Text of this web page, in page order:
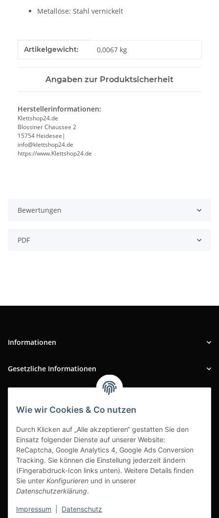
Wie wir Cookies & Co nutzen
Durch Klicken auf „Alle akzeptieren“ gestatten Sie den
Einsatz folgender Dienste auf unserer Website:
ReCaptcha, Google Analytics 4, Google Ads Conversion
Tracking. Sie können die Einstellung jederzeit ändern
(Fingerabdruck-Icon links unten). Weitere Details finden
Sie unter Konfigurieren und in unserer
Datenschutzerklärung.
Impressum Datenschutz
Metallöse: Stahl vernickelt
Produkteigenschaft
Wert
Artikelgewicht: 0,0067 kg
Angaben zur Produktsicherheit
Herstellerinformationen:
Klettshop24.de
Blossiner Chaussee 2
15754 Heidesee|
info@klettshop24.de
https://www.Klettshop24.de
Bewertungen
PDF
Informationen
Gesetzliche Informationen